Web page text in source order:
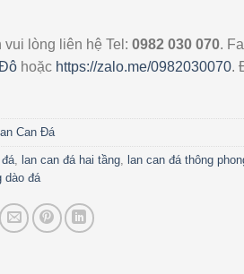
vui lòng liên hệ Tel: 0982 030 070.
hoặc https://zalo.me/0982030070.
Can Đá
, lan can đá hai tầng, lan can đá thông
dào đá